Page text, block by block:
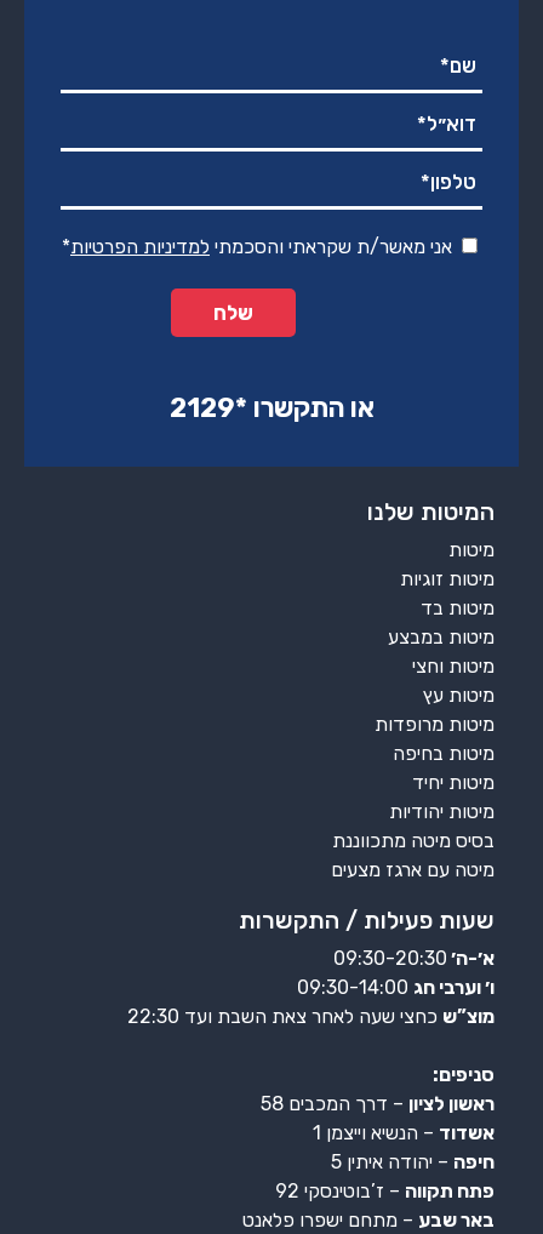
אני מאשר/ת שקראתי והסכמתי למדיניות הפרטיות*
או התקשרו ‏*2129‏
המיטות שלנו
מיטות
מיטות זוגיות
מיטות בד
מיטות במבצע
מיטות וחצי
מיטות עץ
מיטות מרופדות
מיטות בחיפה
מיטות יחיד
מיטות יהודיות
בסיס מיטה מתכווננת
מיטה עם ארגז מצעים
שעות פעילות / התקשרות
א׳-ה׳ 09:30-20:30
ו׳ וערבי חג
מוצ”ש כחצי שעה לאחר צאת השבת ועד 22:30
סניפים:
ראשון לציון – דרך המכבים 58
אשדוד – הנשיא וייצמן 1
חיפה – יהודה איתין 5
פתח תקווה – ז’בוטינסקי 92
באר שבע – מתחם ישפרו פלאנט